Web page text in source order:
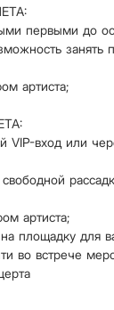
первыми до
занять
артиста;
VIP-вход или
артиста;
площадку для
во встрече